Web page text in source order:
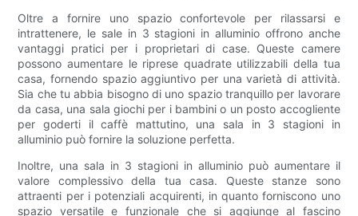
Oltre a fornire uno spazio confortevole per rilassarsi e
intrattenere, le sale in 3 stagioni in alluminio offrono anche
vantaggi pratici per i proprietari di case. Queste camere
possono aumentare le riprese quadrate utilizzabili della tua
casa, fornendo spazio aggiuntivo per una varietà di attività.
Sia che tu abbia bisogno di uno spazio tranquillo per lavorare
da casa, una sala giochi per i bambini o un posto accogliente
per goderti il ​​caffè mattutino, una sala in 3 stagioni in
alluminio può fornire la soluzione perfetta.
Inoltre, una sala in 3 stagioni in alluminio può aumentare il
valore complessivo della tua casa. Queste stanze sono
attraenti per i potenziali acquirenti, in quanto forniscono uno
spazio versatile e funzionale che si aggiunge al fascino